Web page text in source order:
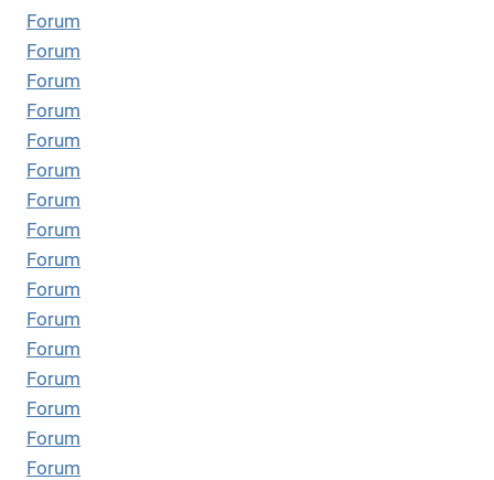
Forum
Forum
Forum
Forum
Forum
Forum
Forum
Forum
Forum
Forum
Forum
Forum
Forum
Forum
Forum
Forum